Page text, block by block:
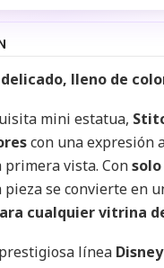
lleno de
mini estatua,
con una expresión
primera vista. Consolo
pieza se convierte en
cualquier vitrina
línea